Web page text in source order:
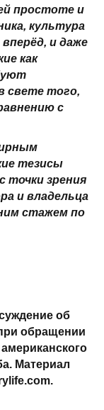
простоте и
культура
и даже
как
свете того,
с
тезисы
точки зрения
и владельца
стажем по
об
обращении
Материал